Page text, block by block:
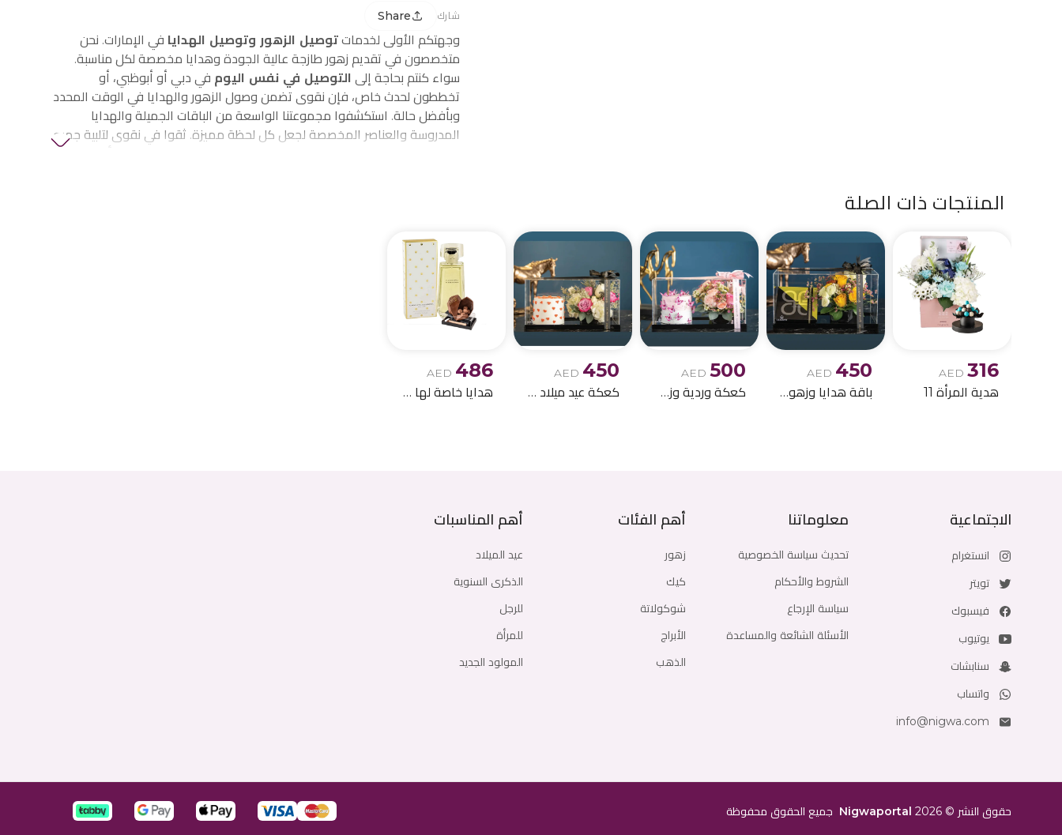
شارك Share
وجهتكم الأولى لخدمات توصيل الزهور وتوصيل الهدايا في الإمارات. نحن
متخصصون في تقديم زهور طازجة عالية الجودة وهدايا مخصصة لكل مناسبة.
سواء كنتم بحاجة إلى التوصيل في نفس اليوم في دبي أو أبوظبي، أو
تخططون لحدث خاص، فإن نقوى تضمن وصول الزهور والهدايا في الوقت المحدد
وبأفضل حالة. استكشفوا مجموعتنا الواسعة من الباقات الجميلة والهدايا
المدروسة والعناصر المخصصة لجعل كل لحظة مميزة. ثقوا في نقوى لتلبية جميع
المنتجات ذات الصلة
AED 316
هدية المرأة 11
AED 450
باقة هدايا وزهور أنيقة
AED 500
كعكة وردية وزهور للأطفال الصغار
AED 450
كعكة عيد ميلاد بيضاء مع باقة ورود
AED 486
هدايا خاصة لها مع الشوكولاتة 1
الاجتماعية
انستغرام
تويتر
فيسبوك
يوتيوب
سنابشات
واتساب
info@nigwa.com
معلوماتنا
تحديث سياسة الخصوصية
الشروط والأحكام
سياسة الإرجاع
الأسئلة الشائعة والمساعدة
أهم الفئات
زهور
كيك
شوكولاتة
الأبراج
الذهب
أهم المناسبات
عيد الميلاد
الذكرى السنوية
للرجل
للمرأة
المولود الجديد
حقوق النشر ©
2026
Nigwaportal جميع الحقوق محفوظة